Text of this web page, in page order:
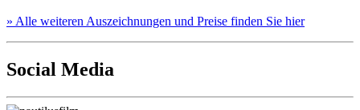
» Alle weiteren Auszeichnungen und Preise finden Sie hier
Social Media